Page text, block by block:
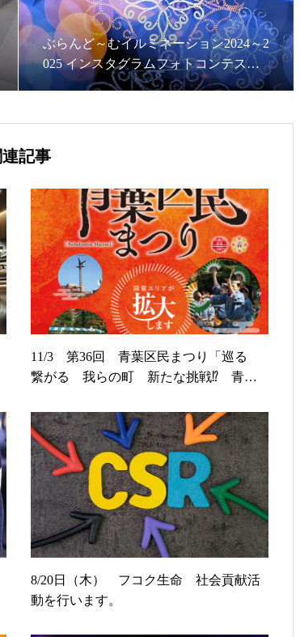
ぶらんど～むイルミネーション2024～2
025 インスタグラムフォトコンテスト
開催のお知らせ
連記事
11/3 第36回 青葉区民まつり「巡る
繋がる 我らの町 新たな挑戦⁉ 青葉
8/20日（木） フコク生命 社会貢献活
動を行います。